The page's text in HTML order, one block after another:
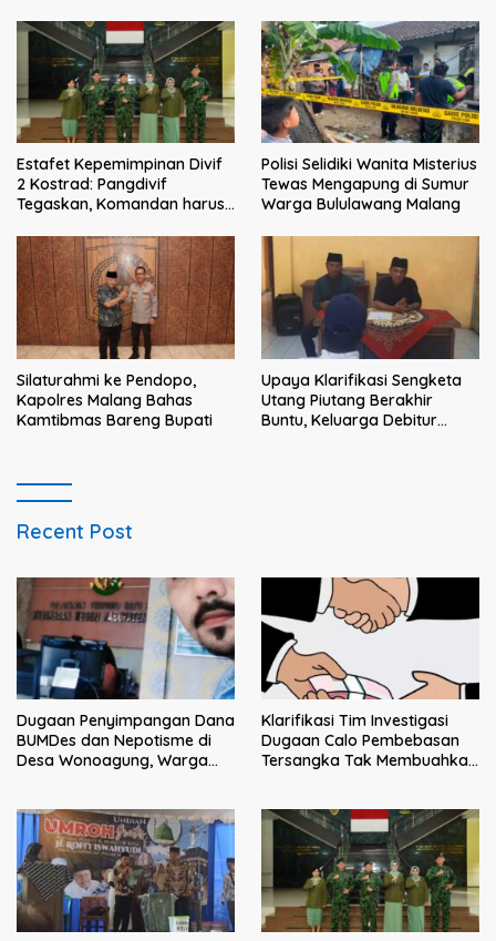
bagi Pejuang Sosial
Estafet Kepemimpinan Divif
2 Kostrad: Pangdivif
Tegaskan, Komandan harus
dan solusi bagi prajurit
Polisi Selidiki Wanita Misterius
Tewas Mengapung di Sumur
Warga Bululawang Malang
Silaturahmi ke Pendopo,
Kapolres Malang Bahas
Kamtibmas Bareng Bupati
Upaya Klarifikasi Sengketa
Utang Piutang Berakhir
Buntu, Keluarga Debitur
Recent Post
Dugaan Penyimpangan Dana
BUMDes dan Nepotisme di
Desa Wonoagung, Warga
Klarifikasi Tim Investigasi
Dugaan Calo Pembebasan
Tersangka Tak Membuahkan